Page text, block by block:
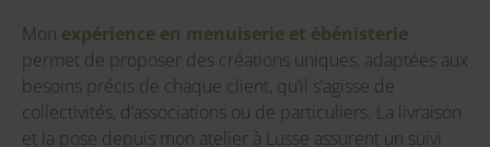
Mon expérience en menuiserie et ébénisterie
permet de proposer des créations uniques, adaptées aux
besoins précis de chaque client, qu’il s’agisse de
collectivités, d’associations ou de particuliers. La livraison
et la pose depuis mon atelier à Lusse assurent un suivi